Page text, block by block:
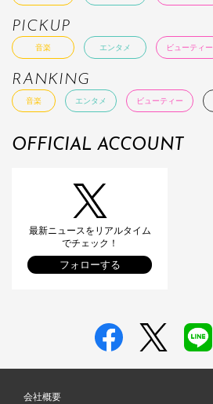
PICKUP
音楽 エンタメ ビューティー
RANKING
音楽 エンタメ ビューティー
OFFICIAL ACCOUNT
最新ニュースをリアルタイム
でチェック！
フォローする
会社概要